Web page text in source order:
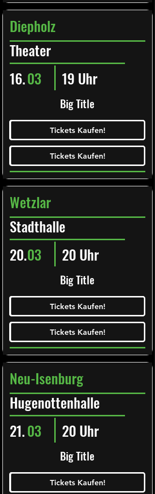
Diepholz
Theater
Big Title
16.03 19 Uhr
Tickets Kaufen!
Ticketalarm abonieren!
Tickets Kaufen!
Tickets Kaufen!
Tickets Kaufen!
Wetzlar
Stadthalle
Big Title
20.03 20 Uhr
Tickets Kaufen!
Ticketalarm abonieren!
Tickets Kaufen!
Tickets Kaufen!
Tickets Kaufen!
Neu-Isenburg
Hugenottenhalle
Big Title
21.03 20 Uhr
Tickets Kaufen!
Ticketalarm abonieren!
Tickets Kaufen!